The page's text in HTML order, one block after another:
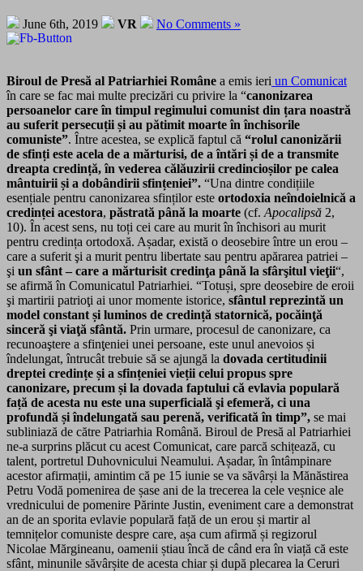
June 6th, 2019 VR No Comments »
Biroul de Presă al Patriarhiei Române a emis ieri un Comunicat
în care se fac mai multe precizări cu privire la “canonizarea
persoanelor care în timpul regimului comunist din țara noastră
au suferit persecuții și au pătimit moarte în închisorile
comuniste”. Între acestea, se explică faptul că “rolul canonizării
de sfinți este acela de a mărturisi, de a întări și de a transmite
dreapta credință, în vederea călăuzirii credincioșilor pe calea
mântuirii și a dobândirii sfințeniei”. “Una dintre condițiile
esențiale pentru canonizarea sfinților este ortodoxia neîndoielnică a
credinței acestora, păstrată până la moarte (cf. Apocalipsă 2,
10). În acest sens, nu toți cei care au murit în închisori au murit
pentru credința ortodoxă. Așadar, există o deosebire între un erou –
care a suferit şi a murit pentru libertate sau pentru apărarea patriei –
şi un sfânt – care a mărturisit credinţa până la sfârşitul vieţii“,
se afirmă în Comunicatul Patriarhiei. “Totuși, spre deosebire de eroii
şi martirii patrioţi ai unor momente istorice, sfântul reprezintă un
model constant și luminos de credință statornică, pocăinţă
sinceră şi viaţă sfântă. Prin urmare, procesul de canonizare, ca
recunoaştere a sfinţeniei unei persoane, este unul anevoios și
îndelungat, întrucât trebuie să se ajungă la dovada certitudinii
dreptei credințe și a sfințeniei vieții celui propus spre
canonizare, precum și la dovada faptului că evlavia populară
față de acesta nu este una superficială şi efemeră, ci una
profundă și îndelungată sau perenă, verificată în timp”, se mai
subliniază de către Patriarhia Română. Biroul de Presă al Patriarhiei
ne-a surprins plăcut cu acest Comunicat, care parcă schițează, cu
talent, portretul Duhovnicului Neamului. Așadar, în întâmpinare
acestor afirmații, amintim că pe 15 iunie se va săvârși la Mănăstirea
Petru Vodă pomenirea de șase ani de la trecerea la cele veșnice ale
vrednicului de pomenire Părinte Justin, eveniment care a demonstrat
an de an sporita evlavie populară față de un erou și martir al
temnițelor comuniste despre care, așa cum afirmă și regizorul
Nicolae Mărgineanu, oamenii știau încă de când era în viață că este
sfânt, minunile săvârșite de acesta chiar și după plecarea la Ceruri